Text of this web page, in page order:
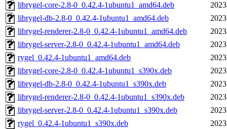
librygel-core-2.8-0_0.42.4-1ubuntu1_amd64.deb
librygel-db-2.8-0_0.42.4-1ubuntu1_amd64.deb
librygel-renderer-2.8-0_0.42.4-1ubuntu1_amd64.deb
librygel-server-2.8-0_0.42.4-1ubuntu1_amd64.deb
rygel_0.42.4-1ubuntu1_amd64.deb
librygel-core-2.8-0_0.42.4-1ubuntu1_s390x.deb
librygel-db-2.8-0_0.42.4-1ubuntu1_s390x.deb
librygel-renderer-2.8-0_0.42.4-1ubuntu1_s390x.deb
librygel-server-2.8-0_0.42.4-1ubuntu1_s390x.deb
rygel_0.42.4-1ubuntu1_s390x.deb